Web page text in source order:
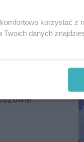
w
MOST.
Warsztatu
korzystać z
Twoich danych